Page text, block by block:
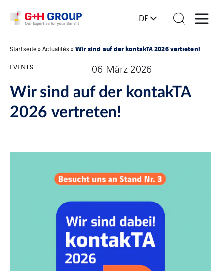
DE
Startseite »Actualités» Wir sind auf der kontakTA 2026 vertreten!
EVENTS
06 März 2026
Wir sind auf der kontakTA
2026 vertreten!